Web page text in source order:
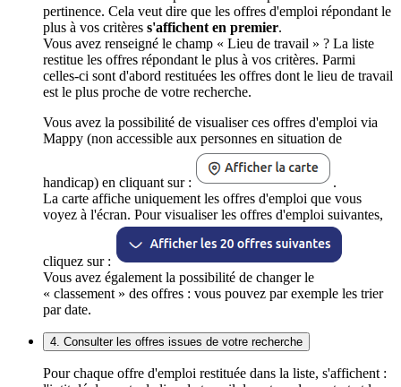
pertinence. Cela veut dire que les offres d'emploi répondant le
plus à vos critères s'affichent en premier.
Vous avez renseigné le champ « Lieu de travail » ? La liste
restitue les offres répondant le plus à vos critères. Parmi
celles-ci sont d'abord restituées les offres dont le lieu de travail
est le plus proche de votre recherche.
Vous avez la possibilité de visualiser ces offres d'emploi via
Mappy (non accessible aux personnes en situation de
handicap) en cliquant sur :
.
La carte affiche uniquement les offres d'emploi que vous
voyez à l'écran. Pour visualiser les offres d'emploi suivantes,
cliquez sur :
Vous avez également la possibilité de changer le
« classement » des offres : vous pouvez par exemple les trier
par date.
4. Consulter les offres issues de votre recherche
Pour chaque offre d'emploi restituée dans la liste, s'affichent :